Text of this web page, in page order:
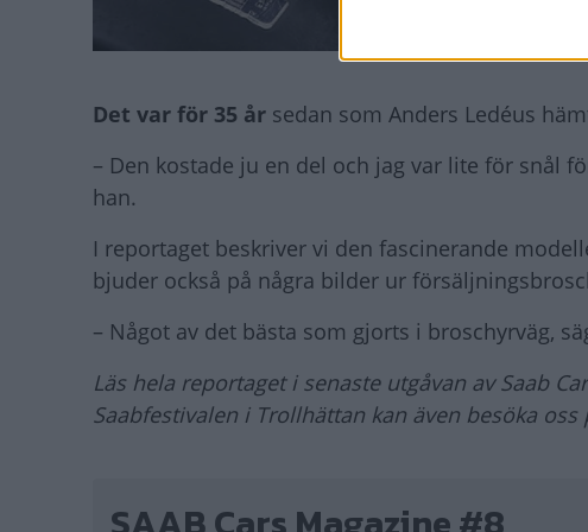
Det var för 35 år sedan som Anders Ledéus
– Den kostade ju en del och jag var lite för snål
han.
I reportaget beskriver vi den fascinerande
bjuder också på några bilder ur
– Något av det bästa som gjorts i broschyrväg,
Läs hela reportaget i senaste utgåvan av Saab
Saabfestivalen i Trollhättan kan även besöka